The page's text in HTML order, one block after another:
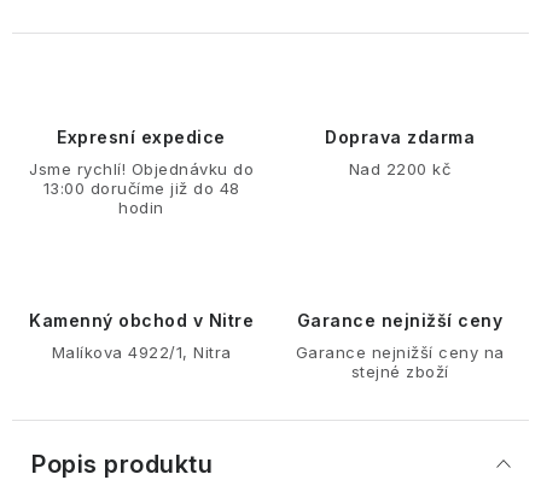
Expresní expedice
Jsme rychlí! Objednávku do
13:00 doručíme již do 48
hodin
Doprava zdarma
Nad 2200 kč
Kamenný obchod v Nitre
Malíkova 4922/1, Nitra
Garance nejnižší ceny
Garance nejnižší ceny na
stejné zboží
Popis produktu